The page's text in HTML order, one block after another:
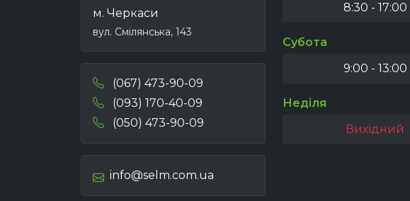
м. Черкаси
вул. Смілянська, 143
(067) 473-90-09
(093) 170-40-09
(050) 473-90-09
info@selm.com.ua
8:30 - 17:00
Субота
9:00 - 13:00
Неділя
Вихідний